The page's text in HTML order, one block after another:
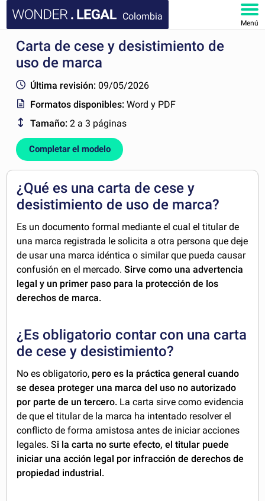
Colombia
Menú
INICIO
FAQ
MI CUENTA
Carta de cese y desistimiento de
uso de marca
Última revisión: 09/05/2026
Formatos disponibles:Word y PDF
Tamaño: 2 a 3 páginas
Completar el modelo
¿Qué es una carta de cese y
desistimiento de uso de marca?
Es un documento formal mediante el cual el titular de
una marca registrada le solicita a otra persona que deje
de usar una marca idéntica o similar que pueda causar
confusión en el mercado. Sirve como una advertencia
legal y un primer paso para la protección de los
derechos de marca.
¿Es obligatorio contar con una carta
de cese y desistimiento?
No es obligatorio, pero es la práctica general cuando
se desea proteger una marca del uso no autorizado
por parte de un tercero. La carta sirve como evidencia
de que el titular de la marca ha intentado resolver el
conflicto de forma amistosa antes de iniciar acciones
legales. Si la carta no surte efecto, el titular puede
iniciar una acción legal por infracción de derechos de
propiedad industrial.